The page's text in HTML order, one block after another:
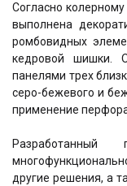
Согласно
выполнена
ромбовидных
кедровой шишки.
панелями трех
серо-бежевого и
применение
Разработанный
другие решения, а